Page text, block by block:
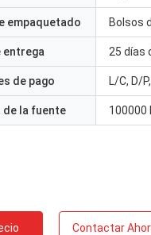
empaquetado Bolsos
entrega 25 días
de pago L/C, D/
de la fuente 100000
Contactar